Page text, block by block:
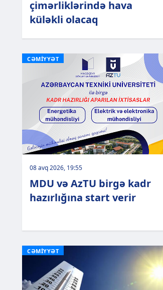
çimərliklərində hava
küləkli olacaq
CƏMİYYƏT
08 avq 2026, 19:55
MDU və AzTU birgə kadr
hazırlığına start verir
CƏMİYYƏT